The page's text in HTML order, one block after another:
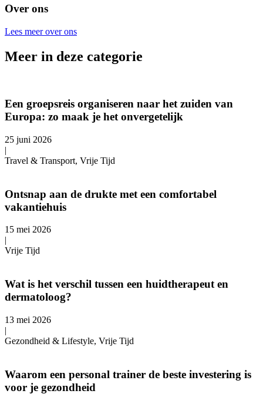
Over ons
Lees meer over ons
Meer in deze categorie
Een groepsreis organiseren naar het zuiden van
Europa: zo maak je het onvergetelijk
25 juni 2026
|
Travel & Transport, Vrije Tijd
Ontsnap aan de drukte met een comfortabel
vakantiehuis
15 mei 2026
|
Vrije Tijd
Wat is het verschil tussen een huidtherapeut en
dermatoloog?
13 mei 2026
|
Gezondheid & Lifestyle, Vrije Tijd
Waarom een personal trainer de beste investering is
voor je gezondheid